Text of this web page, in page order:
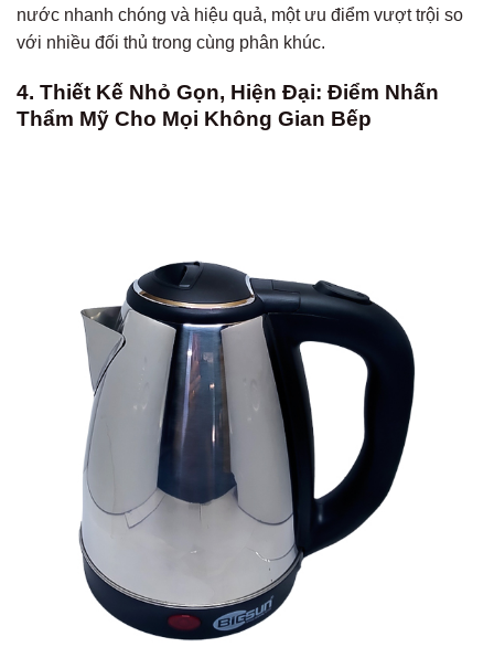
nước nhanh chóng và hiệu quả, một ưu điểm vượt trội so
với nhiều đối thủ trong cùng phân khúc.
4. Thiết Kế Nhỏ Gọn, Hiện Đại: Điểm Nhấn
Thẩm Mỹ Cho Mọi Không Gian Bếp